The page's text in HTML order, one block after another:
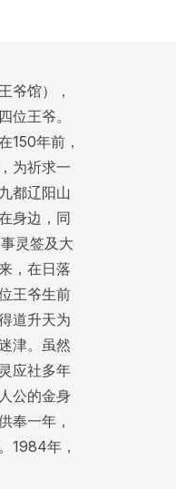
爷馆），
位王爷。
150年前，
为祈求一
都辽阳山
身边，同
灵签及大
，在日落
王爷生前
道升天为
津。虽然
应社多年
公的金身
奉一年，
1984年，